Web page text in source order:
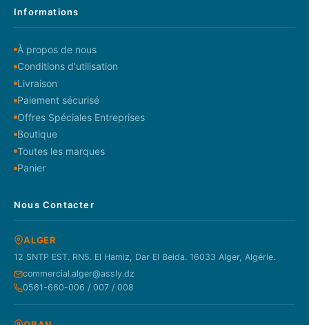
Informations
À propos de nous
Conditions d'utilisation
Livraison
Paiement sécurisé
Offres Spéciales Entreprises
Boutique
Toutes les marques
Panier
Nous Contacter
ALGER
12 SNTP EST. RN5. El Hamiz, Dar El Beida. 16033 Alger, Algérie.
commercial.alger@assly.dz
0561-660-006 / 007 / 008